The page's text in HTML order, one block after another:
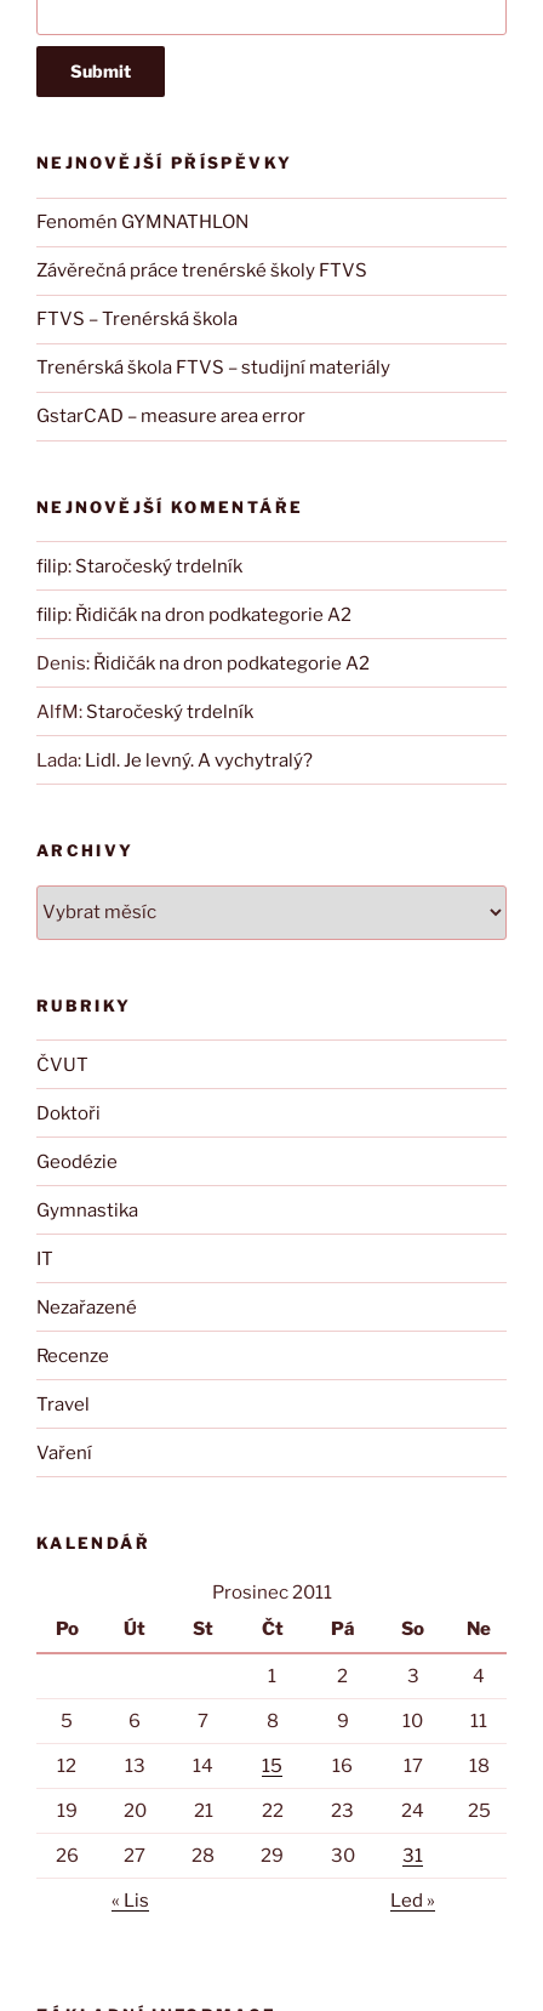
NEJNOVĚJŠÍ PŘÍSPĚVKY
Fenomén GYMNATHLON
Závěrečná práce trenérské školy FTVS
FTVS – Trenérská škola
Trenérská škola FTVS – studijní materiály
GstarCAD – measure area error
NEJNOVĚJŠÍ KOMENTÁŘE
filip: Staročeský trdelník
filip: Řidičák na dron podkategorie A2
Denis: Řidičák na dron podkategorie A2
AlfM: Staročeský trdelník
Lada: Lidl. Je levný. A vychytralý?
ARCHIVY
Archivy
RUBRIKY
ČVUT
Doktoři
Geodézie
Gymnastika
IT
Nezařazené
Recenze
Travel
Vaření
KALENDÁŘ
Prosinec 2011
Po
Út St Čt Pá So Ne
1 2 3 4
5 6 7 8 9 10 11
12 13 14 15 16 17 18
19 20 21 22 23 24 25
26 27 28 29 30 31
« Lis Led »